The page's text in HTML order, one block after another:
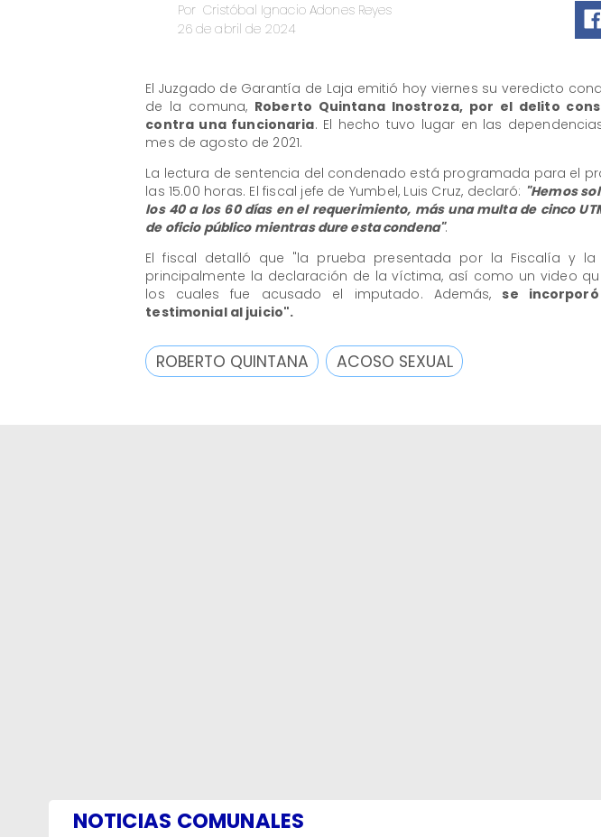
Cristóbal Ignacio Adones Reyes
Por
26 de abril de 2024
El Juzgado de Garantía de Laja emitió hoy viernes su veredicto
de la comuna, Roberto Quintana Inostroza, por el delito
contra una funcionaria. El hecho tuvo lugar en las
mes de agosto de 2021.
La lectura de sentencia del condenado está programada para el
las 15.00 horas. El fiscal jefe de Yumbel, Luis Cruz, declaró: "Hemos
los 40 a los 60 días en el requerimiento, más una multa de cinco
de oficio público mientras dure esta condena".
El fiscal detalló que "la prueba presentada por la Fiscalía y la
principalmente la declaración de la víctima, así como un video
los cuales fue acusado el imputado. Además,se
testimonial al juicio".
ROBERTO QUINTANA ACOSO SEXUAL
NOTICIAS COMUNALES